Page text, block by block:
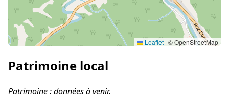
Leaflet | © OpenStreetMap
Patrimoine local
Patrimoine : données à venir.